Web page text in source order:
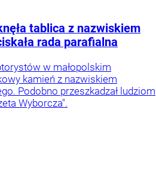
tablica z nazwiskiem
rada parafialna
w małopolskim
kamień z nazwiskiem
Podobno przeszkadzał ludziom
Wyborcza".